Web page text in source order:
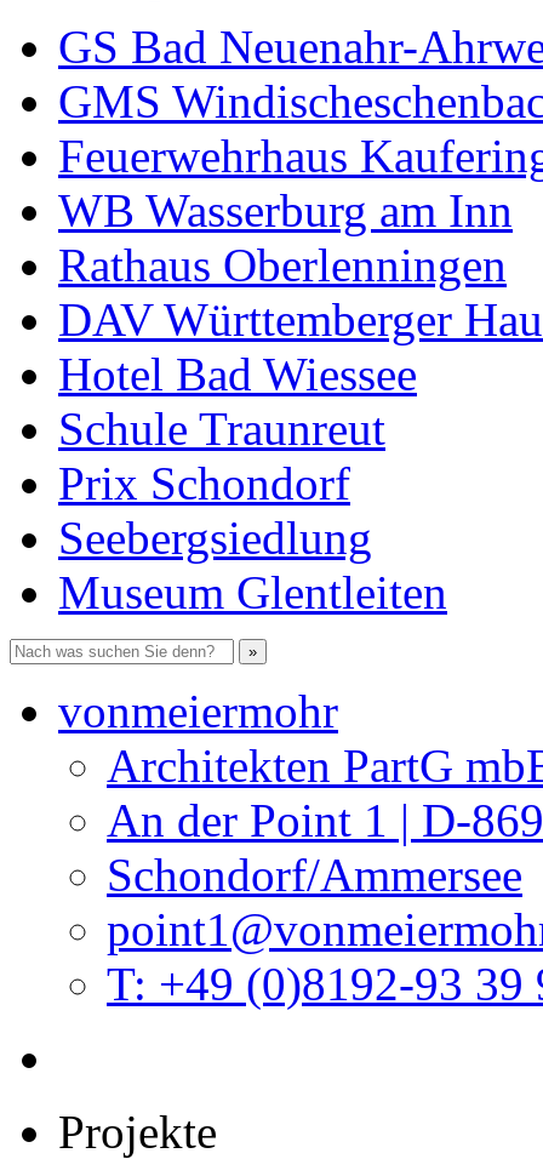
GS Bad Neuenahr-
GMS
Feuerwehrhaus
WB Wasserburg am Inn
Rathaus Oberlenningen
DAV Württemberger
Hotel Bad Wiessee
Schule Traunreut
Prix Schondorf
Seebergsiedlung
Museum Glentleiten
vonmeiermohr
Architekten PartG
An der Point 1 | D-
Schondorf/Ammersee
T: +49 (0)8192-93 39
Projekte